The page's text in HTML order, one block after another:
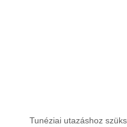
Jordánia
Tunéziai utazáshoz